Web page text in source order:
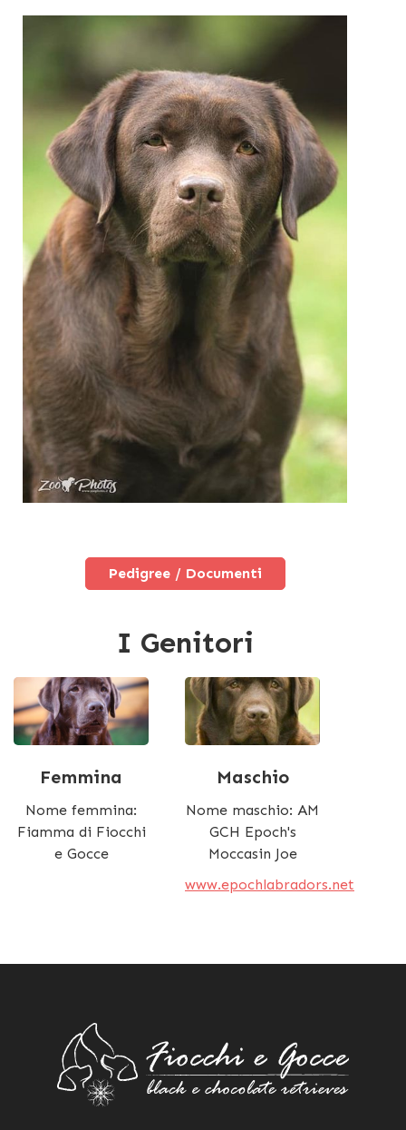
Pedigree / Documenti
I Genitori
Femmina
Nome femmina:
Fiamma di Fiocchi
e Gocce
Maschio
Nome maschio: AM
GCH Epoch's
Moccasin Joe
www.epochlabradors.net